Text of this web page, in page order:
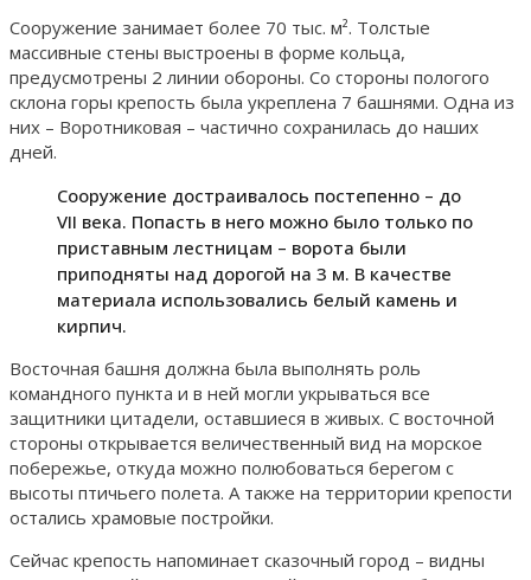
Сооружение занимает более 70 тыс. м². Толстые
массивные стены выстроены в форме кольца,
предусмотрены 2 линии обороны. Со стороны пологого
склона горы крепость была укреплена 7 башнями. Одна из
них – Воротниковая – частично сохранилась до наших
дней.
Сооружение достраивалось постепенно – до
VII века. Попасть в него можно было только по
приставным лестницам – ворота были
приподняты над дорогой на 3 м. В качестве
материала использовались белый камень и
кирпич.
Восточная башня должна была выполнять роль
командного пункта и в ней могли укрываться все
защитники цитадели, оставшиеся в живых. С восточной
стороны открывается величественный вид на морское
побережье, откуда можно полюбоваться берегом с
высоты птичьего полета. А также на территории крепости
остались храмовые постройки.
Сейчас крепость напоминает сказочный город – видны